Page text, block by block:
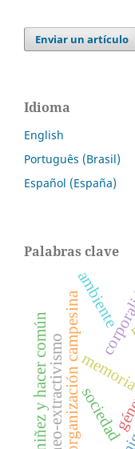
Enviar un artículo
Idioma
English
Português (Brasil)
Español (España)
Palabras clave
memoria
organización campesina
neo-extractivismo
niñez y hacer común
ambiente
sociedad